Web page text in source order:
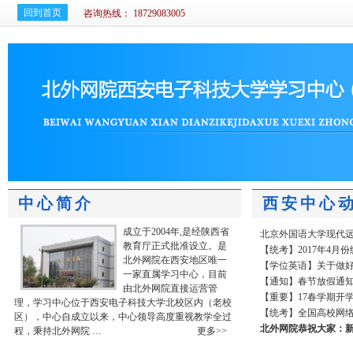
回到首页 咨询热线： 18729083005
中心简介
成立于2004年,是经陕西省
教育厅正式批准设立。是
北外网院在西安地区唯一
一家直属学习中心，目前
由北外网院直接运营管
理，学习中心位于西安电子科技大学北校区内（老校
区），中心自成立以来，中心领导高度重视教学全过
程，秉持北外网院 … 更多>>
西安中心
北京外国语大学现代
【统考】2017年4月
【学位英语】关于做
【通知】春节放假通
【重要】17春学期开
【统考】全国高校网
北外网院恭祝大家：